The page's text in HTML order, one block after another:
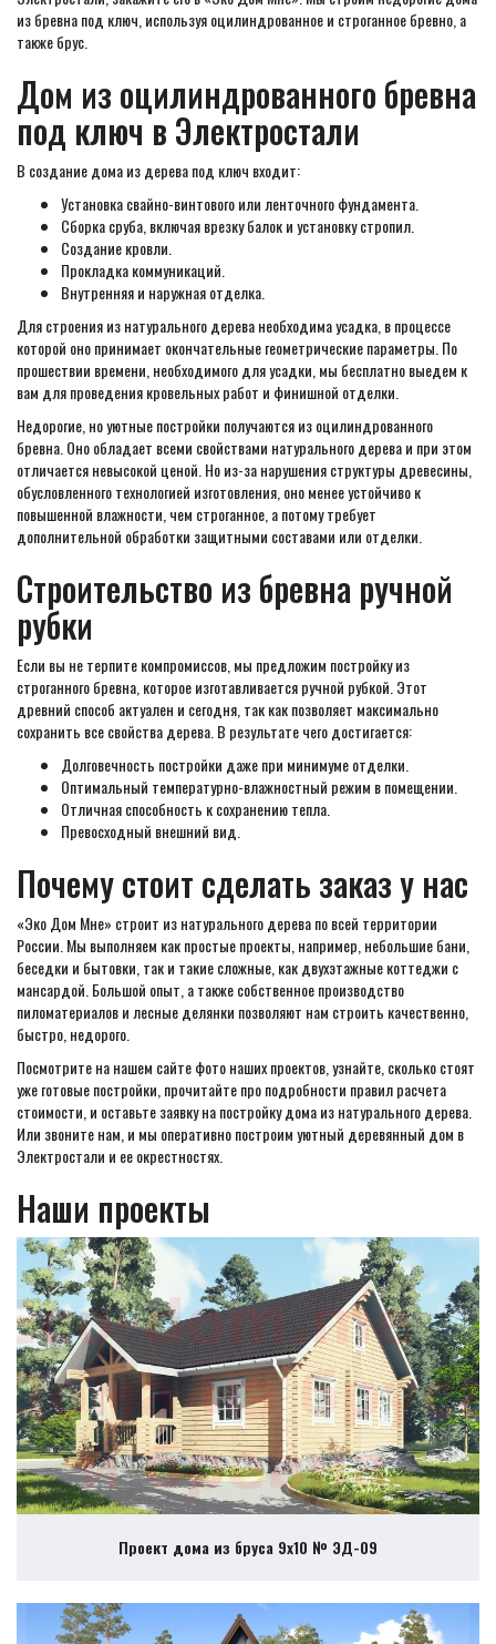
из бревна под ключ, используя оцилиндрованное и строганное бревно, а
также брус.
Дом из оцилиндрованного бревна
под ключ в Электростали
В создание дома из дерева под ключ входит:
Установка свайно-винтового или ленточного фундамента.
Сборка сруба, включая врезку балок и установку стропил.
Создание кровли.
Прокладка коммуникаций.
Внутренняя и наружная отделка.
Для строения из натурального дерева необходима усадка, в процессе
которой оно принимает окончательные геометрические параметры. По
прошествии времени, необходимого для усадки, мы бесплатно выедем к
вам для проведения кровельных работ и финишной отделки.
Недорогие, но уютные постройки получаются из оцилиндрованного
бревна. Оно обладает всеми свойствами натурального дерева и при этом
отличается невысокой ценой. Но из-за нарушения структуры древесины,
обусловленного технологией изготовления, оно менее устойчиво к
повышенной влажности, чем строганное, а потому требует
дополнительной обработки защитными составами или отделки.
Строительство из бревна ручной
рубки
Если вы не терпите компромиссов, мы предложим постройку из
строганного бревна, которое изготавливается ручной рубкой. Этот
древний способ актуален и сегодня, так как позволяет максимально
сохранить все свойства дерева. В результате чего достигается:
Долговечность постройки даже при минимуме отделки.
Оптимальный температурно-влажностный режим в помещении.
Отличная способность к сохранению тепла.
Превосходный внешний вид.
Почему стоит сделать заказ у нас
«Эко Дом Мне» строит из натурального дерева по всей территории
России. Мы выполняем как простые проекты, например, небольшие бани,
беседки и бытовки, так и такие сложные, как двухэтажные коттеджи с
мансардой. Большой опыт, а также собственное производство
пиломатериалов и лесные делянки позволяют нам строить качественно,
быстро, недорого.
Посмотрите на нашем сайте фото наших проектов, узнайте, сколько стоят
уже готовые постройки, прочитайте про подробности правил расчета
стоимости, и оставьте заявку на постройку дома из натурального дерева.
Или звоните нам, и мы оперативно построим уютный деревянный дом в
Электростали и ее окрестностях.
Наши проекты
Проект дома из бруса 9х10 № ЭД-09